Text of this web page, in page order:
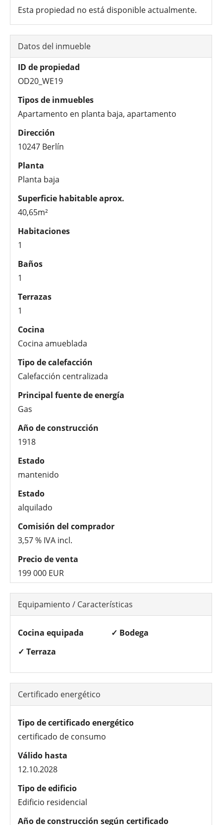
Esta propiedad no está disponible actualmente.
Datos del inmueble
ID de propiedad
OD20_WE19
Tipos de inmuebles
Apartamento en planta baja, apartamento
Dirección
10247 Berlín
Planta
Planta baja
Superficie habitable aprox.
40,65m²
Habitaciones
1
Baños
1
Terrazas
1
Cocina
Cocina amueblada
Tipo de calefacción
Calefacción centralizada
Principal fuente de energía
Gas
Año de construcción
1918
Estado
mantenido
Estado
alquilado
Comisión del comprador
3,57 % IVA incl.
Precio de venta
199 000 EUR
Equipamiento / Características
Cocina equipada
✓ Bodega
✓ Terraza
Certificado energético
Tipo de certificado energético
certificado de consumo
Válido hasta
12.10.2028
Tipo de edificio
Edificio residencial
Año de construcción según certificado